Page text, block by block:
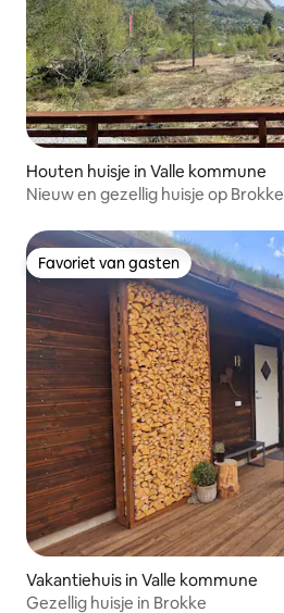
Houten huisje in Valle kommune
Nieuw en gezellig huisje op Brokke
Favoriet van gasten
Favoriet van gasten
Vakantiehuis in Valle kommune
Gezellig huisje in Brokke